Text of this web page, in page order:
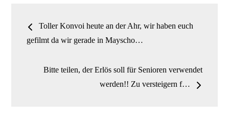
Beitrags-
Navigation
Toller Konvoi heute an der Ahr, wir haben euch
gefilmt da wir gerade in Mayscho…
Bitte teilen, der Erlös soll für Senioren verwendet
werden!! Zu versteigern f…